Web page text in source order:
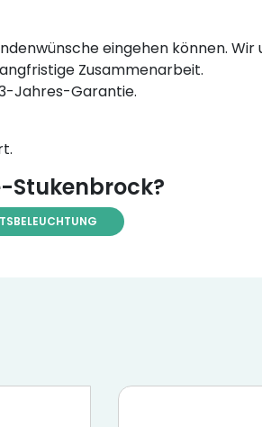
eingehen können. Wir
Zusammenarbeit.
Jahres-Garantie.
Stukenbrock?